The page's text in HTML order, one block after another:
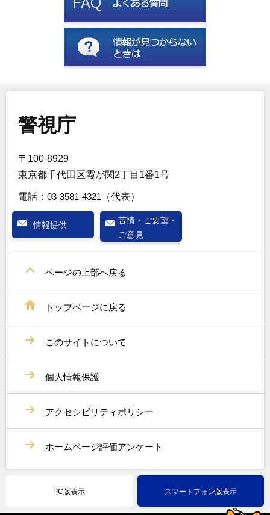
警視庁
〒100-8929
東京都千代田区霞が関2丁目1番1号
電話： 03-3581-4321 （代表）
情報提供
苦情・ご要望・
ご意見
ページの上部へ戻る
トップページに戻る
このサイトについて
個人情報保護
アクセシビリティポリシー
ホームページ評価アンケート
PC版表示 スマートフォン版表示